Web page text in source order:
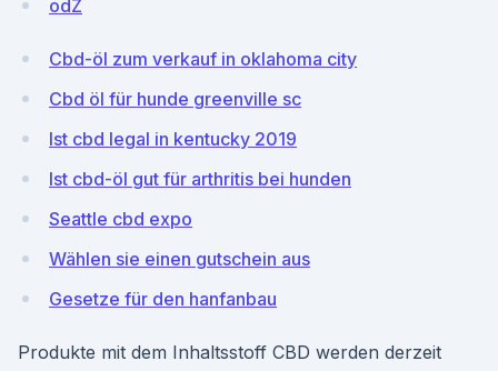
odZ
Cbd-öl zum verkauf in oklahoma city
Cbd öl für hunde greenville sc
Ist cbd legal in kentucky 2019
Ist cbd-öl gut für arthritis bei hunden
Seattle cbd expo
Wählen sie einen gutschein aus
Gesetze für den hanfanbau
Produkte mit dem Inhaltsstoff CBD werden derzeit